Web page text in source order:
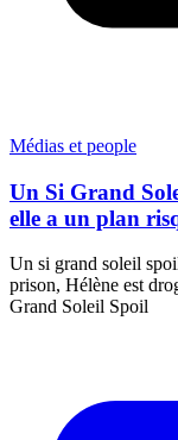
Médias et people
Un Si Grand
elle a un plan
Un si grand soleil
prison, Hélène est
Grand Soleil Spoil